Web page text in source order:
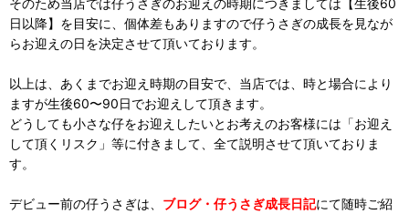
日以降】を目安に、個体差もありますので仔うさぎの成長を見なが
らお迎えの日を決定させて頂いております。
以上は、あくまでお迎え時期の目安で、当店では、時と場合により
ますが生後60〜90日でお迎えして頂きます。
どうしても小さな仔をお迎えしたいとお考えのお客様には「お迎え
して頂くリスク」等に付きまして、全て説明させて頂いておりま
す。
デビュー前の仔うさぎは、 ブログ・仔うさぎ成長日記にて随時ご紹